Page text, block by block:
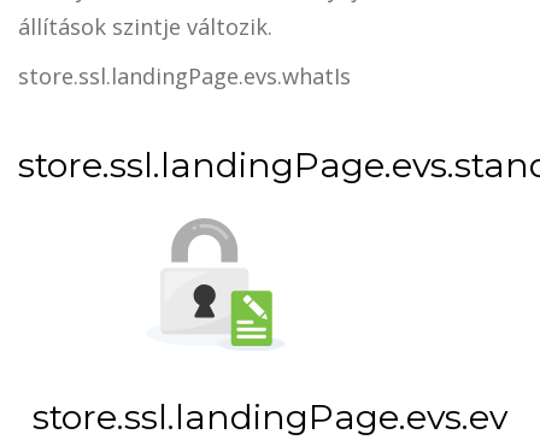
állítások szintje változik.
store.ssl.landingPage.evs.whatIs
store.ssl.landingPage.evs.ev